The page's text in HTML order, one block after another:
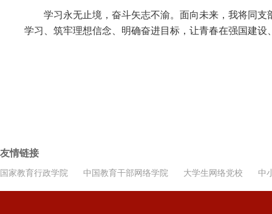
学习永无止境，奋斗矢志不渝。面向未来，我将同支
学习、筑牢理想信念、明确奋进目标，让青春在强国建
友情链接
国家教育行政学院 中国教育干部网络学院 大学生网络党校 中